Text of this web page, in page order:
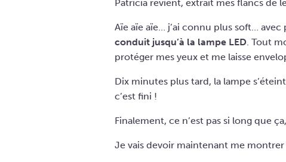
Patricia revient, extrait mes flancs de
Aïe aïe aïe… j’ai connu plus soft…
conduit jusqu’à la lampe LED . Tout
protéger mes yeux et me laisse
Dix minutes plus tard, la lampe
c’est fini !
Finalement, ce n’est pas si long que
Je vais devoir maintenant me